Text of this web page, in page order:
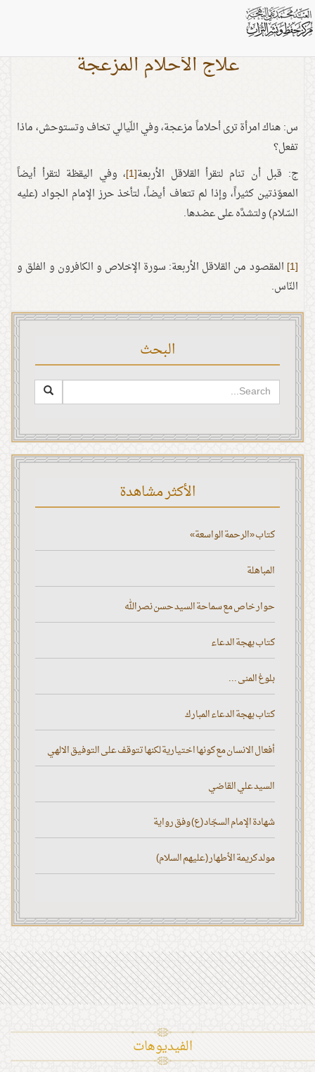
علاج الأحلام المزعجة
س: هناك امرأة ترى أحلاماً مزعجة، وفي اللّيالي تخاف وتستوحش، ماذا
تفعل؟
ج: قبل أن تنام لتقرأ القلاقل الأربعة[1] ، وفي اليقظة لتقرأ أيضاً
المعوّذتين كثيراً، وإذا لم تتعاف أيضاً، لتأخذ حرز الإمام الجواد (عليه
السّلام) ولتشدَّه على عضدها.
[1]
المقصود من القلاقل الأربعة: سورة الإخلاص و الكافرون و الفلق و
النّاس.
البحث
الأكثر مشاهدة
كتاب «الرحمة الواسعة»
المباهلة
حوار خاص مع سماحة السيد حسن نصر الله
كتاب بهجة الدعاء
بلوغ المنى ...
كتاب بهجة الدعاء المبارك
أفعال الانسان مع كونها اختيارية لكنها تتوقف على التوفيق الالهي
السيد علي القاضي
شهادة الإمام السجّاد (ع) وفق رواية
مولد كريمة الأطهار (عليهم السلام)
الفیدیوهات